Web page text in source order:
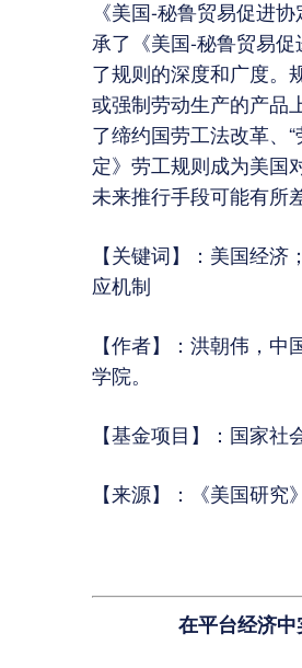
《美国-秘鲁贸易促进
承了《美国-秘鲁贸易
了规则的深度和广度。
或强制劳动生产的产品
了缔约国劳工法改革、
定》劳工规则成为美国
未来推行手段可能有所
【关键词】：美国经
应机制
【作者】：洪朝伟，
学院。
【基金项目】：国家社
【来源】：《美国研究
在平台经济